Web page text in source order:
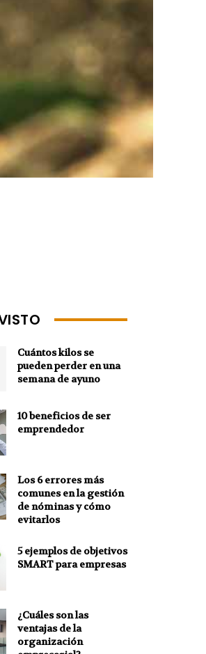
Cuántos kilos se
pueden perder en una
semana de ayuno
10 beneficios de ser
emprendedor
Los 6 errores más
comunes en la gestión
de nóminas y cómo
evitarlos
5 ejemplos de objetivos
SMART para empresas
¿Cuáles son las
ventajas de la
organización